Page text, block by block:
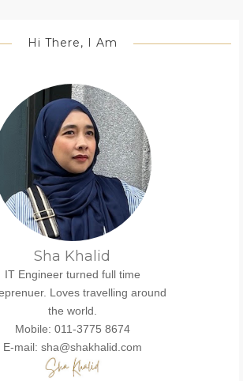
Hi There, I Am
Sha Khalid
IT Engineer turned full time
Loves travelling around
the world.
Mobile: 011-3775 8674
E-mail: sha@shakhalid.com